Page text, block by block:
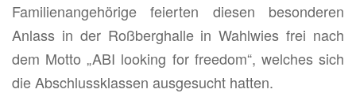
Familienangehörige feierten diesen besonderen
Anlass in der Roßberghalle in Wahlwies frei nach
dem Motto „ABI looking for freedom“, welches sich
die Abschlussklassen ausgesucht hatten.